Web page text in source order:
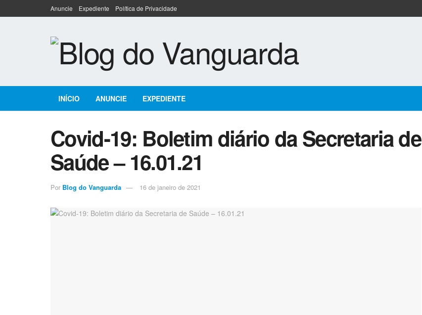
Anuncie Expediente Política de Privacidade
INÍCIO ANUNCIE EXPEDIENTE
Covid-19: Boletim diário da Secretaria de
Saúde – 16.01.21
Por Blog do Vanguarda 16 de janeiro de 2021